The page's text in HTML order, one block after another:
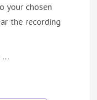
your chosen
the recording
…